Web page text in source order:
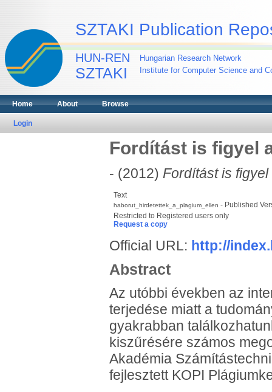
SZTAKI Publication
HUN-REN
SZTAKI
Hungarian Research Network
Institute for Computer Science and
Home About Browse
Login
Fordítást is figyel
- (2012) Fordítást is
Text
haborut_hirdetettek_a_plagium_ellen - Published
Restricted to Registered users only
Request a copy
Official URL: http://
Abstract
Az utóbbi években az
terjedése miatt a
gyakrabban
kiszűrésére számos
Akadémia
fejlesztett KOPI